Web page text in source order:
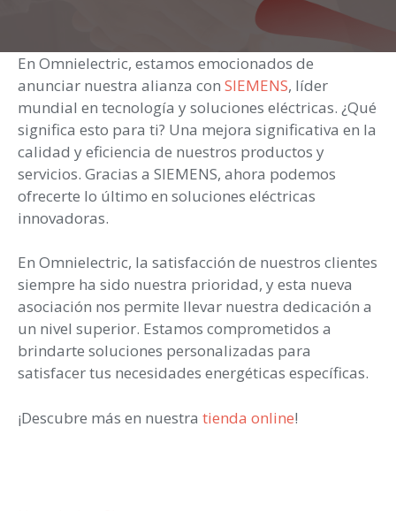
En Omnielectric, estamos emocionados de
anunciar nuestra alianza con SIEMENS, líder
mundial en tecnología y soluciones eléctricas. ¿Qué
significa esto para ti? Una mejora significativa en la
calidad y eficiencia de nuestros productos y
servicios. Gracias a SIEMENS, ahora podemos
ofrecerte lo último en soluciones eléctricas
innovadoras.
En Omnielectric, la satisfacción de nuestros clientes
siempre ha sido nuestra prioridad, y esta nueva
asociación nos permite llevar nuestra dedicación a
un nivel superior. Estamos comprometidos a
brindarte soluciones personalizadas para
satisfacer tus necesidades energéticas específicas.
¡Descubre más en nuestra tienda online!